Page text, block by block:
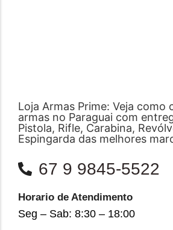
Loja Armas Prime: Veja como
armas no Paraguai com
Pistola, Rifle, Carabina,
Espingarda das melhores
67 9 9845-5522
Horario de Atendimento
Seg – Sab: 8:30 – 18:00